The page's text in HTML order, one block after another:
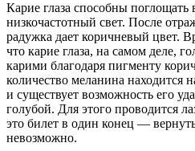
Карие глаза способны поглощать
низкочастотный свет. После
радужка дает коричневый цвет.
что карие глаза, на самом деле,
карими благодаря пигменту
количество меланина находится
и существует возможность его
голубой. Для этого проводится
это билет в один конец —
невозможно.